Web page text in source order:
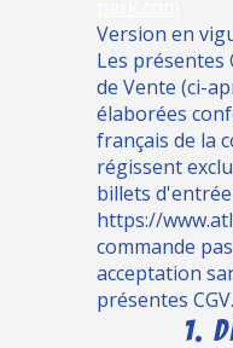
Version en
Les présentes
de Vente (ci-
élaborées
français de la
régissent
billets
https://
commande
acceptation
présentes CGV.
1.